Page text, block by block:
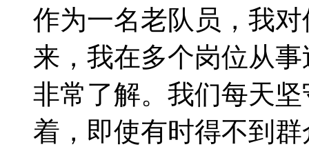
作为一名老队员，我
来，我在多个岗位从
非常了解。我们每天
着，即使有时得不到